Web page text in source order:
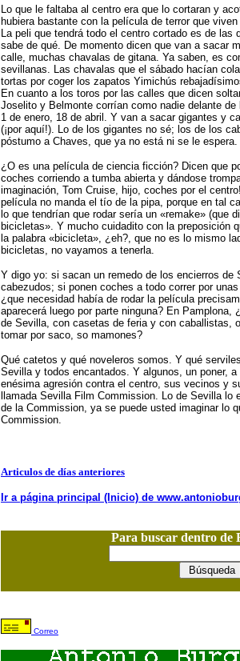
Lo que le faltaba al centro era que lo cortaran y
hubiera bastante con la película de terror que
La peli que tendrá todo el centro cortado es de las
sabe de qué. De momento dicen que van a sacar
calle, muchas chavalas de gitana. Ya saben, es
sevillanas. Las chavalas que el sábado hacían
tortas por coger los zapatos Yimichús
En cuanto a los toros por las calles que dicen
Joselito y Belmonte corrían como nadie delante
1 de enero, 18 de abril. Y van a sacar gigantes y
(¡por aquí!). Lo de los gigantes no sé; los de los
póstumo a Chaves, que ya no está ni se le espera.
¿O es una película de ciencia ficción? Dicen que
coches corriendo a tumba abierta y dándose
imaginación, Tom Cruise, hijo, coches por el
película no manda el tío de la pipa, porque en tal
lo que tendrían que rodar sería un «remake» (que
bicicletas». Y mucho cuidadito con la preposición
la palabra «bicicleta», ¿eh?, que no es lo mismo
bicicletas, no vayamos a tenerla.
Y digo yo: si sacan un remedo de los encierros de
cabezudos; si ponen coches a todo correr por
¿que necesidad había de rodar la película
aparecerá luego por parte ninguna? En Pamplona,
de Sevilla, con casetas de feria y con caballistas,
tomar por saco, so mamones?
Qué catetos y qué noveleros somos. Y qué
Sevilla y todos encantados. Y algunos, un poner,
enésima agresión contra el centro, sus vecinos y
llamada Sevilla Film Commission. Lo de Sevilla
de la Commission, ya se puede usted imaginar lo
Commission.
Articulos de días anteriores
Ir a página principal (Inicio) de
Para buscar dentro de
Correo